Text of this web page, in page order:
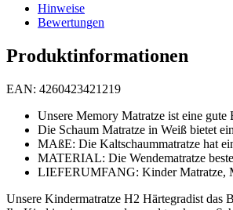
Hinweise
Bewertungen
Produktinformationen
EAN: 4260423421219
Unsere Memory Matratze ist eine
Die Schaum Matratze in Weiß bietet
MAßE: Die Kaltschaummatratze hat
MATERIAL: Die Wendematratze
LIEFERUMFANG: Kinder Matratze,
Unsere Kindermatratze H2 Härtegradist